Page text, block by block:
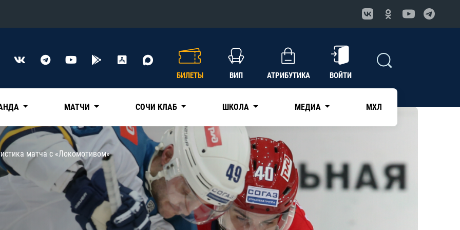
Конференция «Восток»
Нефтехимик
Трактор
Дивизион Чернышева
КХЛ
БИЛЕТЫ ВИП АТРИБУТИКА ВОЙТИ
МАТЧИ СОЧИ КЛАБ ШКОЛА МЕДИА МХЛ
матча с «Локомотивом»